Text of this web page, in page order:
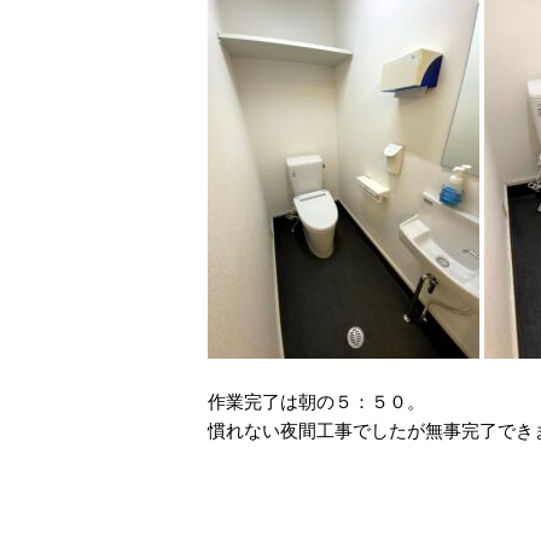
作業完了は朝の５：５０。
慣れない夜間工事でしたが無事完了でき